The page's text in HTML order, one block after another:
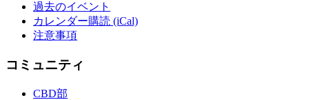
過去のイベント
カレンダー購読 (iCal)
注意事項
コミュニティ
CBD部